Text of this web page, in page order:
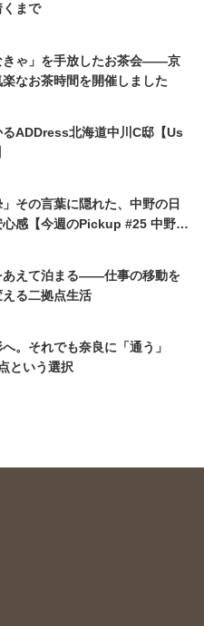
まで
きゃ」を手放したお茶会——京
なお茶時間を開催しました
るADDress北海道中川C邸【Us
」その言葉に隠れた、中野の日
感【今週のPickup #25 中野沼
あえて泊まる——仕事の移動を
える二拠点生活
。それでも奈良に「通う」
という選択